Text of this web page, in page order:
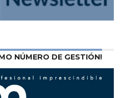
NÚMERO DE GESTIÓN!